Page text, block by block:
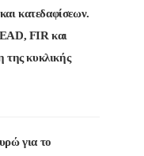
κατεδαφίσεων.
FIR και
της κυκλικής
για το